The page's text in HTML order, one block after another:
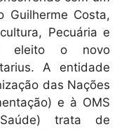
Guilherme Costa,
Pecuária e
eleito o novo
A entidade
das Nações
e à OMS
trata de